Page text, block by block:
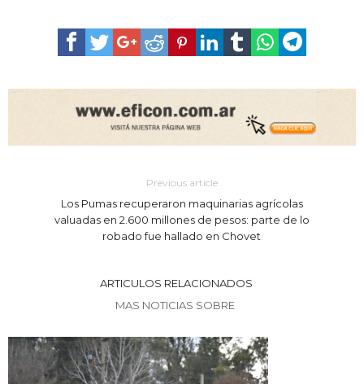
Previous article
Los Pumas recuperaron maquinarias agrícolas
valuadas en 2.600 millones de pesos: parte de lo
robado fue hallado en Chovet
ARTICULOS RELACIONADOS
MAS NOTICIAS SOBRE